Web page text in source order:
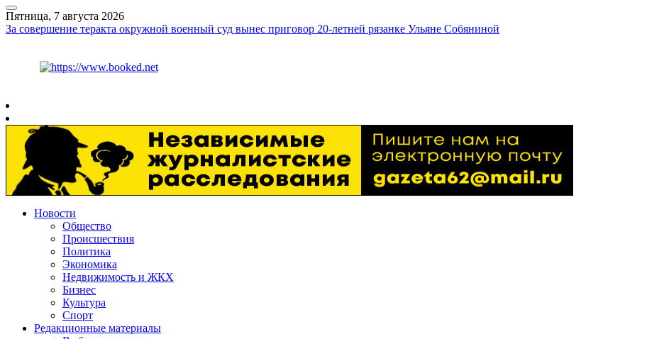
Пятница, 7 августа 2026
За совершение теракта окружной военный суд вынес приговор 20-летней рязанке Ульяне Собяниной
Новости
Общество
Происшествия
Политика
Экономика
Недвижимость и ЖКХ
Бизнес
Культура
Спорт
Редакционные материалы